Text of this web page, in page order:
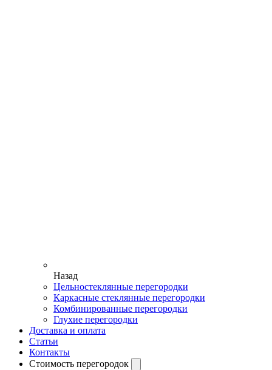
Назад
Цельностеклянные перегородки
Каркасные стеклянные перегородки
Комбинированные перегородки
Глухие перегородки
Доставка и оплата
Статьи
Контакты
Стоимость перегородок